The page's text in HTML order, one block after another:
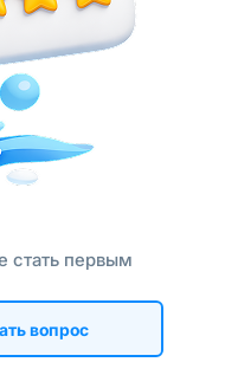
стать первым
вопрос